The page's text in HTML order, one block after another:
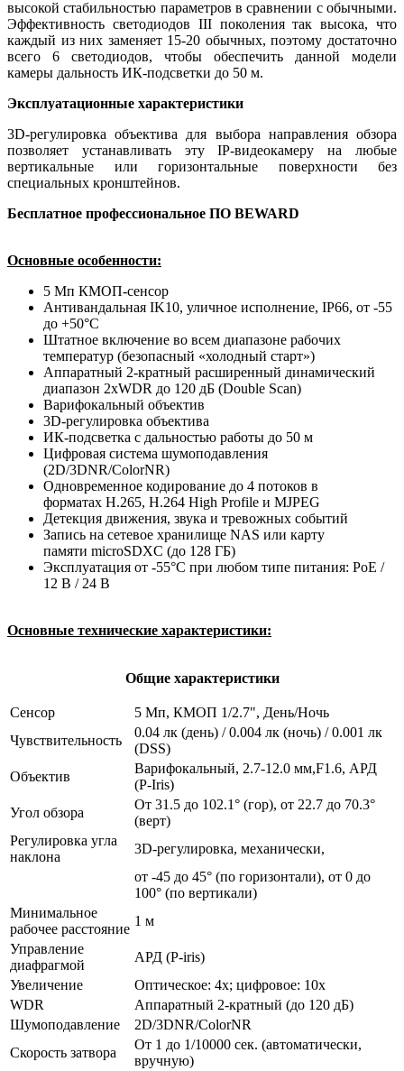
высокой стабильностью параметров в сравнении с обычными.
Эффективность светодиодов III поколения так высока, что
каждый из них заменяет 15-20 обычных, поэтому достаточно
всего 6 светодиодов, чтобы обеспечить данной модели
камеры дальность ИК-подсветки до 50 м.
Эксплуатационные характеристики
3D-регулировка объектива для выбора направления обзора
позволяет устанавливать эту IP-видеокамеру на любые
вертикальные или горизонтальные поверхности без
специальных кронштейнов.
Бесплатное профессиональное ПО BEWARD
Основные особенности:
5 Мп КМОП-сенсор
Антивандальная IK10, уличное исполнение, IP66, от -55
до +50°C
Штатное включение во всем диапазоне рабочих
температур (безопасный «холодный старт»)
Аппаратный 2-кратный расширенный динамический
диапазон 2xWDR до 120 дБ (Double Scan)
Варифокальный объектив
3D-регулировка объектива
ИК-подсветка с дальностью работы до 50 м
Цифровая система шумоподавления
(2D/3DNR/ColorNR)
Одновременное кодирование до 4 потоков в
форматах H.265, Н.264 High Profile и MJPEG
Детекция движения, звука и тревожных событий
Запись на сетевое хранилище NAS или карту
памяти microSDXC (до 128 ГБ)
Эксплуатация от -55°C при любом типе питания: PoE /
12 В / 24 В
Основные технические характеристики:
Общие характеристики
Сенсор
5 Мп, КМОП 1/2.7", День/Ночь
Чувствительность
0.04 лк (день) / 0.004 лк (ночь) / 0.001 лк
(DSS)
Объектив
Варифокальный, 2.7-12.0 мм,F1.6, АРД
(P-Iris)
Угол обзора
От 31.5 до 102.1° (гор), от 22.7 до 70.3°
(верт)
Регулировка угла
наклона
3D-регулировка, механически,
от -45 до 45° (по горизонтали), от 0 до
100° (по вертикали)
Минимальное
рабочее расстояние
1 м
Управление
диафрагмой
АРД (P-iris)
Увеличение
Оптическое: 4х; цифровое: 10х
WDR
Аппаратный 2-кратный (до 120 дБ)
Шумоподавление
2D/3DNR/ColorNR
Скорость затвора
От 1 до 1/10000 сек. (автоматически,
вручную)